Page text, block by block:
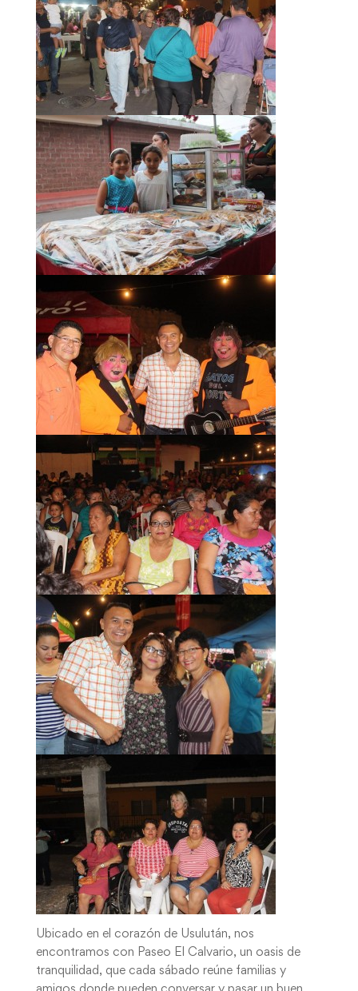
Ubicado en el corazón de Usulután, nos
encontramos con Paseo El Calvario, un oasis de
tranquilidad, que cada sábado reúne familias y